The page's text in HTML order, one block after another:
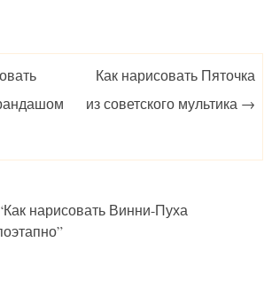
Как нарисовать Пяточка
из советского мультика →
Как нарисовать Винни-Пуха
”